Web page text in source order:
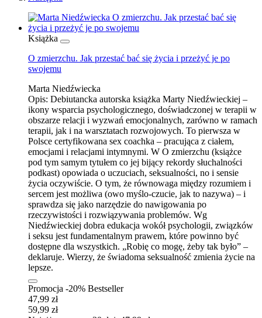
Książka
O zmierzchu. Jak przestać bać się życia i przeżyć je po
swojemu
Marta Niedźwiecka
Opis: Debiutancka autorska książka Marty Niedźwieckiej –
ikony wsparcia psychologicznego, doświadczonej w terapii w
obszarze relacji i wyzwań emocjonalnych, zarówno w ramach
terapii, jak i na warsztatach rozwojowych. To pierwsza w
Polsce certyfikowana sex coachka – pracująca z ciałem,
emocjami i relacjami intymnymi. W O zmierzchu (książce
pod tym samym tytułem co jej bijący rekordy słuchalności
podkast) opowiada o uczuciach, seksualności, no i sensie
życia oczywiście. O tym, że równowaga między rozumiem i
sercem jest możliwa (owo myślo-czucie, jak to nazywa) – i
sprawdza się jako narzędzie do nawigowania po
rzeczywistości i rozwiązywania problemów. Wg
Niedźwieckiej dobra edukacja wokół psychologii, związków
i seksu jest fundamentalnym prawem, które powinno być
dostępne dla wszystkich. „Robię co mogę, żeby tak było” –
deklaruje. Wierzy, że świadoma seksualność zmienia życie na
lepsze.
Promocja -20% Bestseller
47,99 zł
59,99 zł